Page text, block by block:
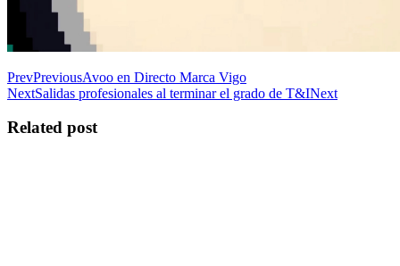
PrevPreviousAvoo en Directo Marca Vigo
NextSalidas profesionales al terminar el grado de T&INext
Related post